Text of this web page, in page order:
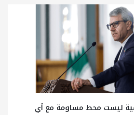
ليست محط مساومة مع أي